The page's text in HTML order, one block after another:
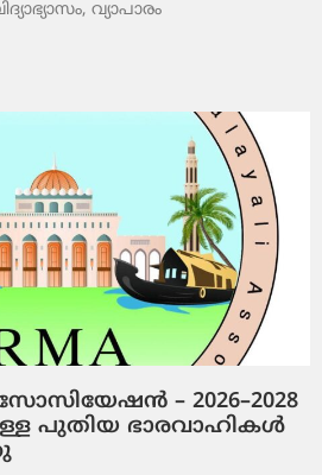
വ്യാപാരം
– 2026–2028
പുതിയ ഭാരവാഹികൾ